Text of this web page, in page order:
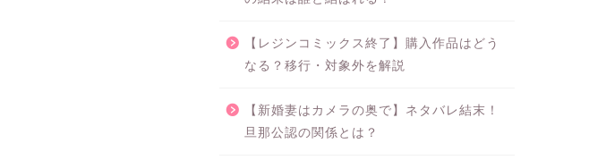
【レジンコミックス終了】購入作品はどう
なる？移行・対象外を解説
【新婚妻はカメラの奥で】ネタバレ結末！
旦那公認の関係とは？